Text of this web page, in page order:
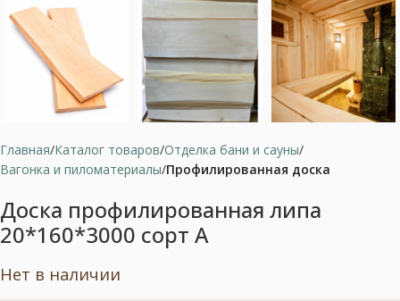
Главная Каталог товаров Отделка бани и сауны
Вагонка и пиломатериалы Профилированная доска
Доска профилированная липа
20*160*3000 сорт А
Нет в наличии